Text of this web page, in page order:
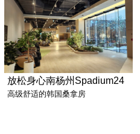
放松身心南杨州Spadium24
高级舒适的韩国桑拿房